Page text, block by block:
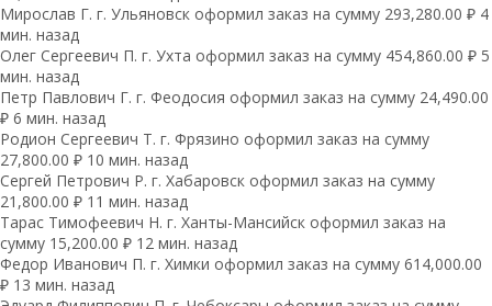
Мирослав Г. г. Ульяновск оформил заказ на сумму 293,280.00 ₽ 4
мин. назад
Олег Сергеевич П. г. Ухта оформил заказ на сумму 454,860.00 ₽ 5
мин. назад
Петр Павлович Г. г. Феодосия оформил заказ на сумму 24,490.00
₽ 6 мин. назад
Родион Сергеевич Т. г. Фрязино оформил заказ на сумму
27,800.00 ₽ 10 мин. назад
Сергей Петрович Р. г. Хабаровск оформил заказ на сумму
21,800.00 ₽ 11 мин. назад
Тарас Тимофеевич Н. г. Ханты-Мансийск оформил заказ на
сумму 15,200.00 ₽ 12 мин. назад
Федор Иванович П. г. Химки оформил заказ на сумму 614,000.00
₽ 13 мин. назад